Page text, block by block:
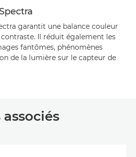
garantit une balance couleur
Il réduit également les
fantômes, phénomènes
de la lumière sur le capteur de